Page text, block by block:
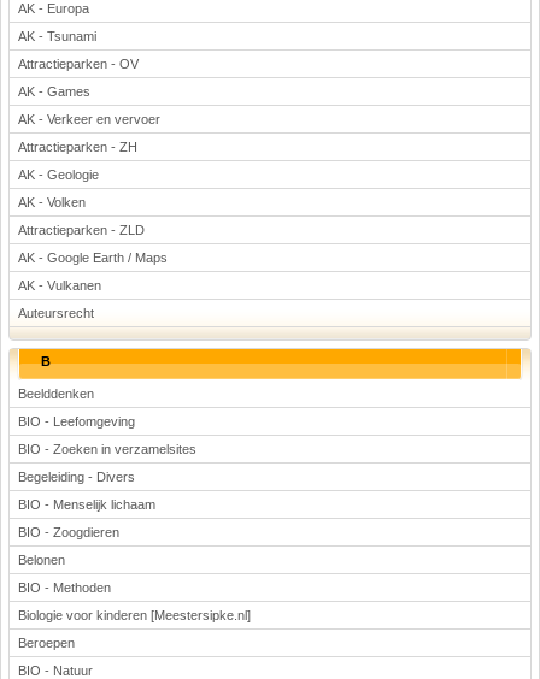
AK - Europa
AK - Tsunami
Attractieparken - OV
AK - Games
AK - Verkeer en vervoer
Attractieparken - ZH
AK - Geologie
AK - Volken
Attractieparken - ZLD
AK - Google Earth / Maps
AK - Vulkanen
Auteursrecht
B
Beelddenken
BIO - Leefomgeving
BIO - Zoeken in verzamelsites
Begeleiding - Divers
BIO - Menselijk lichaam
BIO - Zoogdieren
Belonen
BIO - Methoden
Biologie voor kinderen [Meestersipke.nl]
Beroepen
BIO - Natuur